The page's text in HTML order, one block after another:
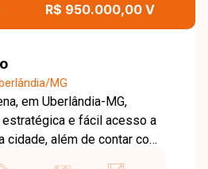
R$ 950.000,00 V
MG
em Uberlândia-MG,
e fácil acesso a
cidade, além de contar com